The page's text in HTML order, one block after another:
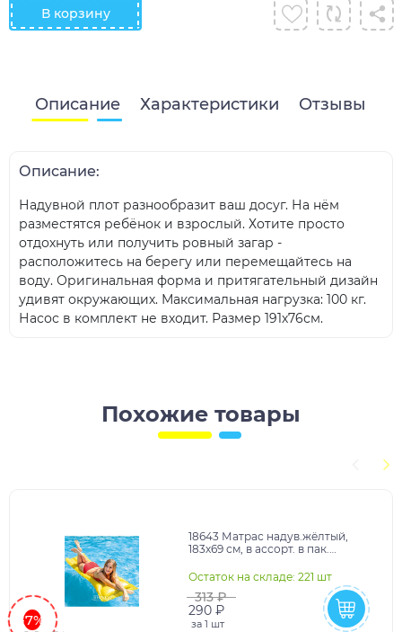
В корзину
Описание Характеристики Отзывы
Описание:
Надувной плот разнообразит ваш досуг. На нём
разместятся ребёнок и взрослый. Хотите просто
отдохнуть или получить ровный загар -
расположитесь на берегу или перемещайтесь на
воду. Оригинальная форма и притягательный дизайн
удивят окружающих. Максимальная нагрузка: 100 кг.
Насос в комплект не входит. Размер 191х76см.
Похожие товары
-7%
18643 Матрас надув.жёлтый,
183х69 см, в ассорт. в пак.
Остаток на складе: 221 шт
313 ₽
290 ₽
за 1 шт